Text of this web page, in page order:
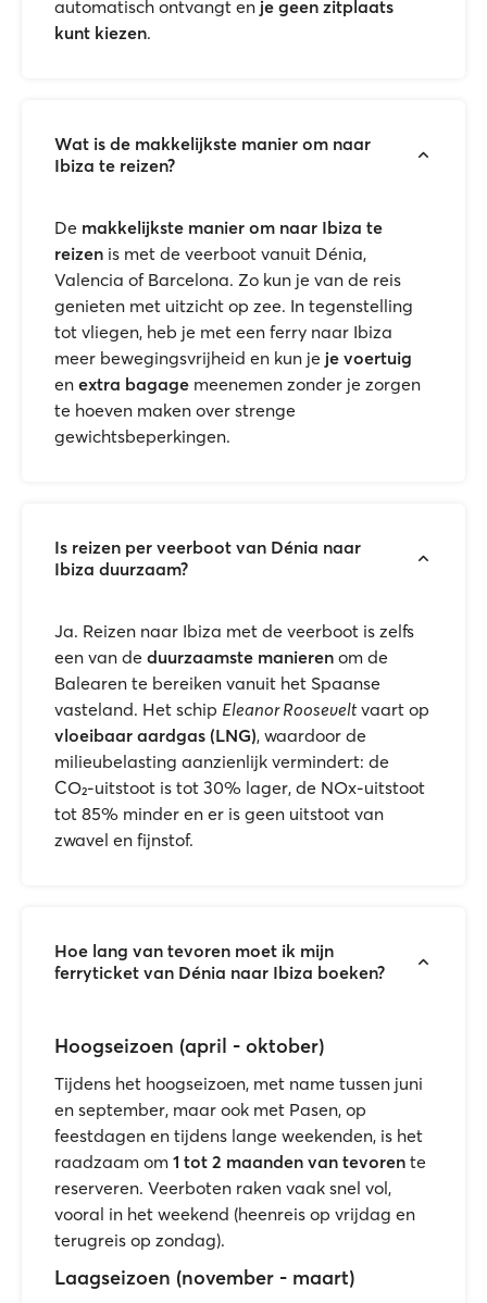
automatisch ontvangt en je geen zitplaats
kunt kiezen.
Wat is de makkelijkste manier om naar
Ibiza te reizen?
De makkelijkste manier om naar Ibiza te
reizen is met de veerboot vanuit Dénia,
Valencia of Barcelona. Zo kun je van de reis
genieten met uitzicht op zee. In tegenstelling
tot vliegen, heb je met een ferry naar Ibiza
meer bewegingsvrijheid en kun je je voertuig
en extra bagage meenemen zonder je zorgen
te hoeven maken over strenge
gewichtsbeperkingen.
Is reizen per veerboot van Dénia naar
Ibiza duurzaam?
Ja. Reizen naar Ibiza met de veerboot is zelfs
een van de duurzaamste manieren om de
Balearen te bereiken vanuit het Spaanse
vasteland. Het schip Eleanor Rooseveltvaart op
vloeibaar aardgas (LNG), waardoor de
milieubelasting aanzienlijk vermindert: de
CO₂-uitstoot is tot 30% lager, de NOx-uitstoot
tot 85% minder en er is geen uitstoot van
zwavel en fijnstof.
Hoe lang van tevoren moet ik mijn
ferryticket van Dénia naar Ibiza boeken?
Hoogseizoen (april - oktober)
Tijdens het hoogseizoen, met name tussen juni
en september, maar ook met Pasen, op
feestdagen en tijdens lange weekenden, is het
raadzaam om 1 tot 2 maanden van tevoren te
reserveren. Veerboten raken vaak snel vol,
vooral in het weekend (heenreis op vrijdag en
terugreis op zondag).
Laagseizoen (november - maart)